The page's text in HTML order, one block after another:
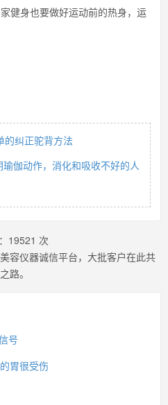
健身也要做好运动前的热身，运
的纠正驼背方法
伽动作，消化和吸收不好的人
19521 次
容仪器诚信平台，大批客户在此共
路。
号
胃很受伤